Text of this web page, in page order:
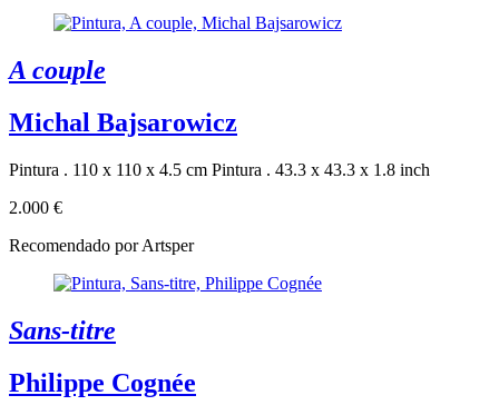
A couple
Michal Bajsarowicz
Pintura . 110 x 110 x 4.5 cm Pintura . 43.3 x 43.3 x 1.8 inch
2.000 €
Recomendado por Artsper
Sans-titre
Philippe Cognée